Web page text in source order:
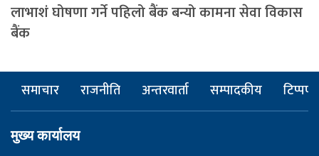
लाभाशं घोषणा गर्ने पहिलो बैंक बन्यो कामना सेवा विकास
बैंक
समाचार राजनीति अन्तरवार्ता सम्पादकीय टिप्पणी
मुख्य कार्यालय